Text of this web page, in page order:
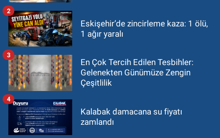
Eskişehir’de zincirleme kaza: 1 ölü,
1 ağır yaralı
2
En Çok Tercih Edilen Tesbihler:
Gelenekten Günümüze Zengin
Çeşitlilik
3
Kalabak damacana su fiyatı
zamlandı
4